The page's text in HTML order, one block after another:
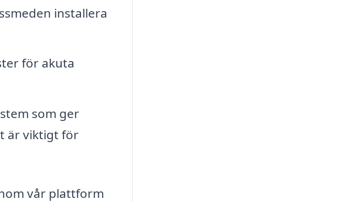
installera
för akuta
som ger
är viktigt för
vår plattform